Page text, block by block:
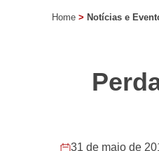
Home > Notícias e
31 de maio de